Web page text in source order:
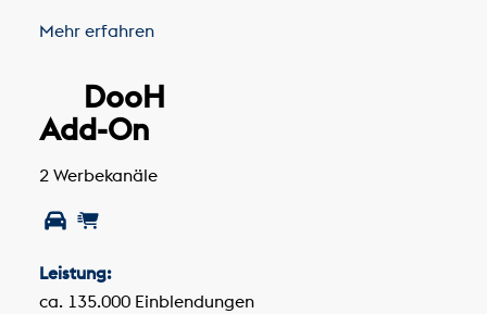
Mehr erfahren
DooH
Add-On
2 Werbekanäle
Leistung:
ca. 135.000 Einblendungen